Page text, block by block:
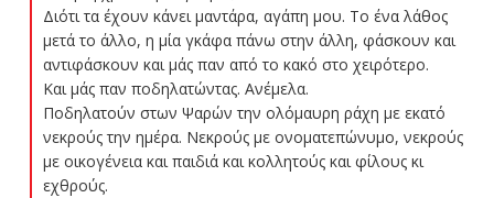
Διότι τα έχουν κάνει μαντάρα, αγάπη μου. Το ένα λάθος
μετά το άλλο, η μία γκάφα πάνω στην άλλη, φάσκουν και
αντιφάσκουν και μάς παν από το κακό στο χειρότερο.
Και μάς παν ποδηλατώντας. Ανέμελα.
Ποδηλατούν στων Ψαρών την ολόμαυρη ράχη με εκατό
νεκρούς την ημέρα. Νεκρούς με ονοματεπώνυμο, νεκρούς
με οικογένεια και παιδιά και κολλητούς και φίλους κι
εχθρούς.